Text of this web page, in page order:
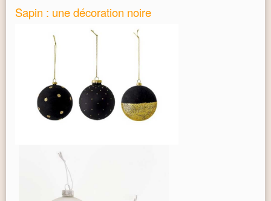
Sapin : une décoration noire